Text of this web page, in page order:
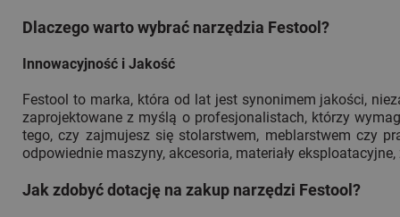
Dlaczego warto wybrać narzędzia Festool?
Innowacyjność i Jakość
Festool to marka, która od lat jest synonimem jakości,
zaprojektowane z myślą o profesjonalistach, którzy
tego, czy zajmujesz się stolarstwem, meblarstwem czy
odpowiednie maszyny, akcesoria, materiały
Jak zdobyć dotację na zakup narzędzi Festool?